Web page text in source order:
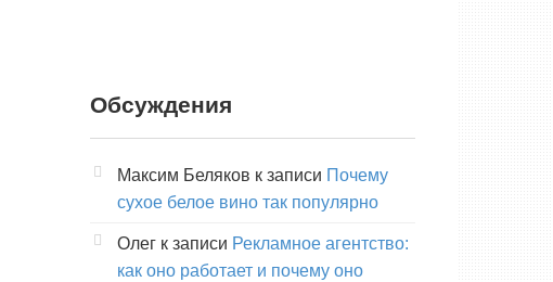
Обсуждения
Максим Беляков к записи Почему
сухое белое вино так популярно
Олег к записи Рекламное агентство:
как оно работает и почему оно